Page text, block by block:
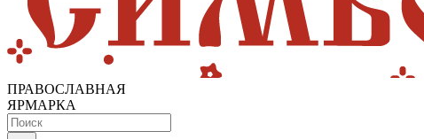
ПРАВОСЛАВНАЯ
ЯРМАРКА